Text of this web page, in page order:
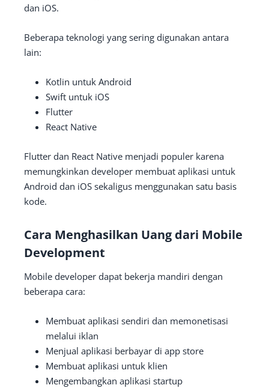
dan iOS.
Beberapa teknologi yang sering digunakan antara
lain:
Kotlin untuk Android
Swift untuk iOS
Flutter
React Native
Flutter dan React Native menjadi populer karena
memungkinkan developer membuat aplikasi untuk
Android dan iOS sekaligus menggunakan satu basis
kode.
Cara Menghasilkan Uang dari Mobile
Development
Mobile developer dapat bekerja mandiri dengan
beberapa cara:
Membuat aplikasi sendiri dan memonetisasi
melalui iklan
Menjual aplikasi berbayar di app store
Membuat aplikasi untuk klien
Mengembangkan aplikasi startup